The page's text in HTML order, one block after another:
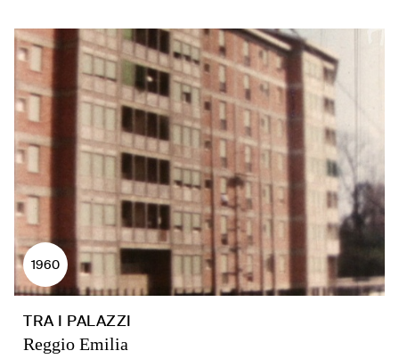
1960
TRA I PALAZZI
Reggio Emilia